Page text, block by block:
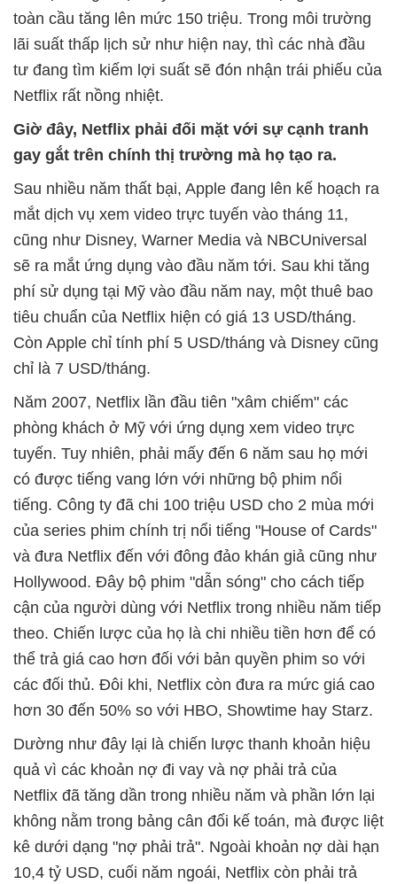
toàn cầu tăng lên mức 150 triệu. Trong môi trường
lãi suất thấp lịch sử như hiện nay, thì các nhà đầu
tư đang tìm kiếm lợi suất sẽ đón nhận trái phiếu của
Netflix rất nồng nhiệt.
Giờ đây, Netflix phải đối mặt với sự cạnh tranh
gay gắt trên chính thị trường mà họ tạo ra.
Sau nhiều năm thất bại, Apple đang lên kế hoạch ra
mắt dịch vụ xem video trực tuyến vào tháng 11,
cũng như Disney, Warner Media và NBCUniversal
sẽ ra mắt ứng dụng vào đầu năm tới. Sau khi tăng
phí sử dụng tại Mỹ vào đầu năm nay, một thuê bao
tiêu chuẩn của Netflix hiện có giá 13 USD/tháng.
Còn Apple chỉ tính phí 5 USD/tháng và Disney cũng
chỉ là 7 USD/tháng.
Năm 2007, Netflix lần đầu tiên "xâm chiếm" các
phòng khách ở Mỹ với ứng dụng xem video trực
tuyến. Tuy nhiên, phải mấy đến 6 năm sau họ mới
có được tiếng vang lớn với những bộ phim nổi
tiếng. Công ty đã chi 100 triệu USD cho 2 mùa mới
của series phim chính trị nổi tiếng "House of Cards"
và đưa Netflix đến với đông đảo khán giả cũng như
Hollywood. Đây bộ phim "dẫn sóng" cho cách tiếp
cận của người dùng với Netflix trong nhiều năm tiếp
theo. Chiến lược của họ là chi nhiều tiền hơn để có
thể trả giá cao hơn đối với bản quyền phim so với
các đối thủ. Đôi khi, Netflix còn đưa ra mức giá cao
hơn 30 đến 50% so với HBO, Showtime hay Starz.
Dường như đây lại là chiến lược thanh khoản hiệu
quả vì các khoản nợ đi vay và nợ phải trả của
Netflix đã tăng dần trong nhiều năm và phần lớn lại
không nằm trong bảng cân đối kế toán, mà được liệt
kê dưới dạng "nợ phải trả". Ngoài khoản nợ dài hạn
10,4 tỷ USD, cuối năm ngoái, Netflix còn phải trả